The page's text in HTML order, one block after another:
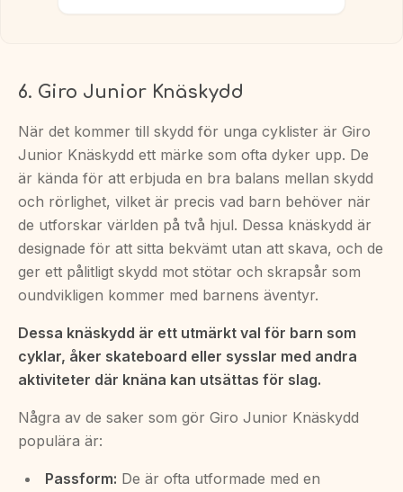
6. Giro Junior Knäskydd
När det kommer till skydd för unga cyklister är Giro
Junior Knäskydd ett märke som ofta dyker upp. De
är kända för att erbjuda en bra balans mellan skydd
och rörlighet, vilket är precis vad barn behöver när
de utforskar världen på två hjul. Dessa knäskydd är
designade för att sitta bekvämt utan att skava, och de
ger ett pålitligt skydd mot stötar och skrapsår som
oundvikligen kommer med barnens äventyr.
Dessa knäskydd är ett utmärkt val för barn som
cyklar, åker skateboard eller sysslar med andra
aktiviteter där knäna kan utsättas för slag.
Några av de saker som gör Giro Junior Knäskydd
populära är:
Passform: De är ofta utformade med en